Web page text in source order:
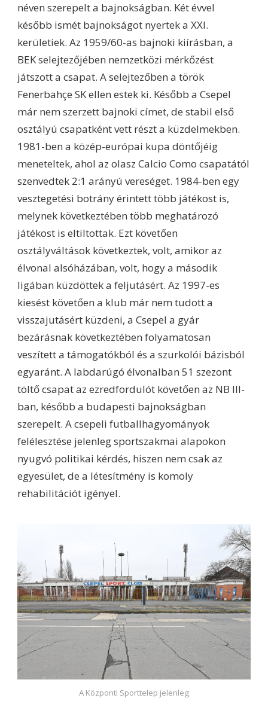
néven szerepelt a bajnokságban. Két évvel
később ismét bajnokságot nyertek a XXI.
kerületiek. Az 1959/60-as bajnoki kiírásban, a
BEK selejtezőjében nemzetközi mérkőzést
játszott a csapat. A selejtezőben a török
Fenerbahçe SK ellen estek ki. Később a Csepel
már nem szerzett bajnoki címet, de stabil első
osztályú csapatként vett részt a küzdelmekben.
1981-ben a közép-európai kupa döntőjéig
meneteltek, ahol az olasz Calcio Como csapatától
szenvedtek 2:1 arányú vereséget. 1984-ben egy
vesztegetési botrány érintett több játékost is,
melynek következtében több meghatározó
játékost is eltiltottak. Ezt követően
osztályváltások következtek, volt, amikor az
élvonal alsóházában, volt, hogy a második
ligában küzdöttek a feljutásért. Az 1997-es
kiesést követően a klub már nem tudott a
visszajutásért küzdeni, a Csepel a gyár
bezárásnak következtében folyamatosan
veszített a támogatókból és a szurkolói bázisból
egyaránt. A labdarúgó élvonalban 51 szezont
töltő csapat az ezredfordulót követően az NB III-
ban, később a budapesti bajnokságban
szerepelt. A csepeli futballhagyományok
felélesztése jelenleg sportszakmai alapokon
nyugvó politikai kérdés, hiszen nem csak az
egyesület, de a létesítmény is komoly
rehabilitációt igényel.
A Központi Sporttelep jelenleg